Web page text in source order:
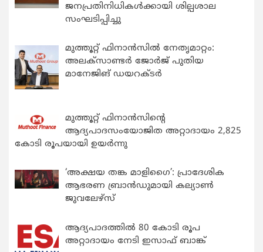
ജനപ്രതിനിധികൾക്കായി ശില്പശാല
സംഘടിപ്പിച്ചു
മുത്തൂറ്റ് ഫിനാൻസിൽ നേതൃമാറ്റം:
അലക്സാണ്ടർ ജോർജ് പുതിയ
മാനേജിങ് ഡയറക്ടർ
മുത്തൂറ്റ് ഫിനാൻസിന്റെ
ആദ്യപാദസംയോജിത അറ്റാദായം 2,825
കോടി രൂപയായി ഉയർന്നു
‘അക്ഷയ തങ്ക മാളിഗൈ’: പ്രാദേശിക
ആഭരണ ബ്രാന്‍ഡുമായി കല്യാണ്‍
ജുവലേഴ്‌സ്
ആദ്യപാദത്തിൽ 80 കോടി രൂപ
അറ്റാദായം നേടി ഇസാഫ് ബാങ്ക്